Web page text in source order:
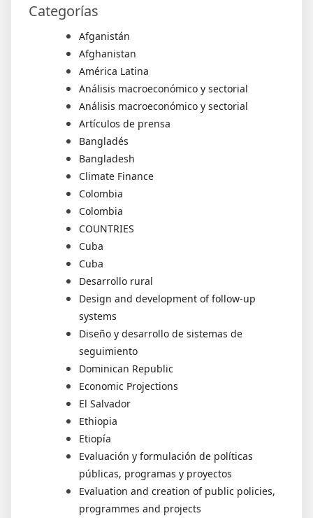
Categorías
Afganistán
Afghanistan
América Latina
Análisis macroeconómico y sectorial
Análisis macroeconómico y sectorial
Artículos de prensa
Bangladés
Bangladesh
Climate Finance
Colombia
Colombia
COUNTRIES
Cuba
Cuba
Desarrollo rural
Design and development of follow-up
systems
Diseño y desarrollo de sistemas de
seguimiento
Dominican Republic
Economic Projections
El Salvador
Ethiopia
Etiopía
Evaluación y formulación de políticas
públicas, programas y proyectos
Evaluation and creation of public policies,
programmes and projects